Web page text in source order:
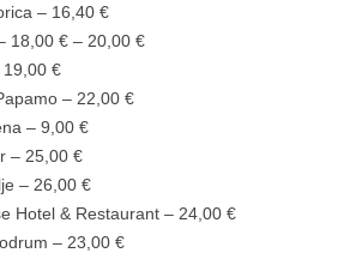
– 16,40 €
18,00 € – 20,00 €
19,00 €
– 22,00 €
– 9,00 €
– 25,00 €
– 26,00 €
Hotel & Restaurant – 24,00 €
– 23,00 €